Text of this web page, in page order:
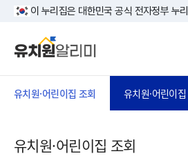
본문 바로가기
이 누리집은 대한민국 공식 전자정부 누
유치원·어린이집 조회 유치원·어린이
유치원·어린이집 조회